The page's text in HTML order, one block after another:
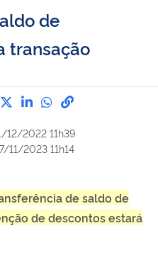
de
transação
Compartilhe por Facebook
Compartilhe por Twitter
Compartilhe por
Compartilhe
link para
12/2022 11h39
11/2023 11h14
de saldo de
de descontos estará